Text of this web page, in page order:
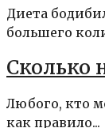
Диета
большего
Сколько
Любого, кто
как правило...